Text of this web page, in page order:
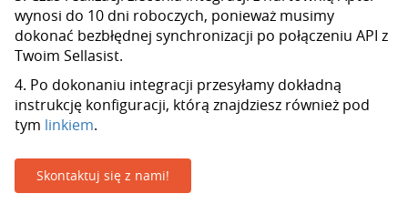
wynosi do 10 dni roboczych, ponieważ musimy
dokonać bezbłędnej synchronizacji po połączeniu API z
Twoim Sellasist.
4. Po dokonaniu integracji przesyłamy dokładną
instrukcję konfiguracji, którą znajdziesz również pod
tym linkiem.
Skontaktuj się z nami!